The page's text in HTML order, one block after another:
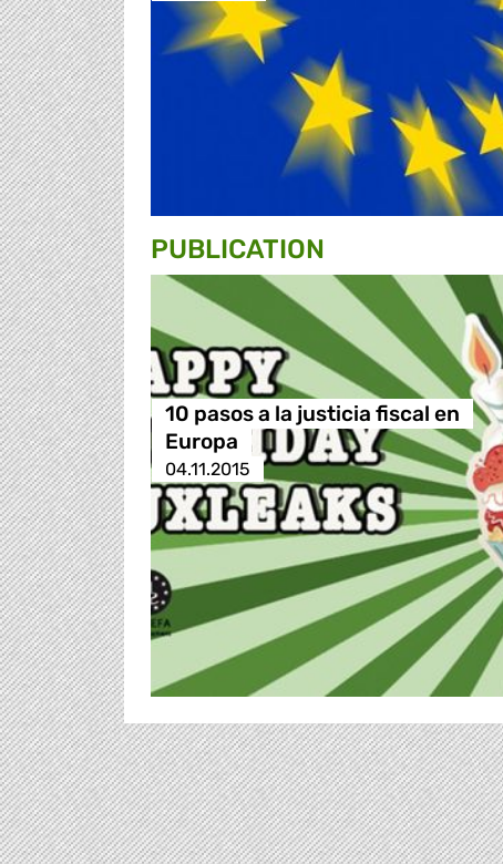
PUBLICATION
10 pasos a la justicia fiscal en
Europa
04.11.2015